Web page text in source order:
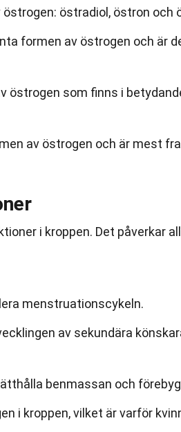
östradiol, östron och
formen av östrogen och är
östrogen som finns i
av östrogen och är mest
i kroppen. Det påverkar
menstruationscykeln.
av sekundära
benmassan och
i kroppen, vilket är varför